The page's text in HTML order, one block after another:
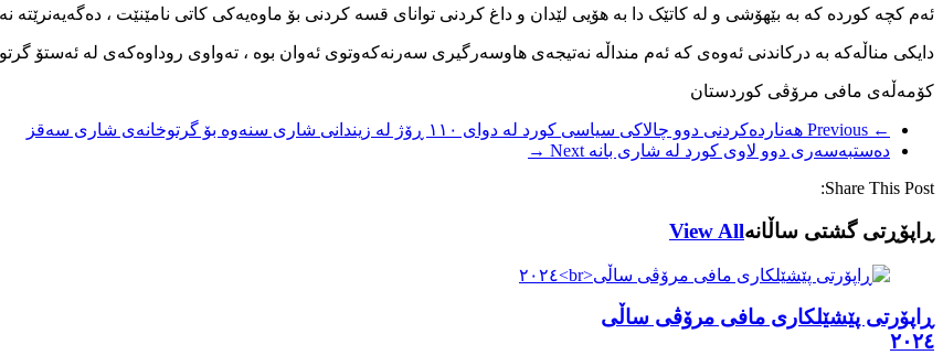
ئەم کچە کوردە کە بە بێهۆشی و لە کاتێک دا بە هۆیی لێدان و داغ کردنی توانای قسە کردنی بۆ ماوەیەکی کاتی نامێنێت ،
دایکی مناڵەکە بە درکاندنی ئەوەی کە ئەم منداڵە نەتیجەی هاوسەرگیری سەرنەکەوتوی ئەوان بوە ، تەواوی روداوەکەی لە ئەستۆ
کۆمەڵەی مافی مرۆڤی کوردستان
← Previous
هەناردەکردنی دوو چالاکی سیاسی کورد لە دوای ۱۱۰ ڕۆژ لە زیندانی شاری سنەوە بۆ گرتوخانەی شاری سەقز
دەستبەسەری دوو لاوی کورد لە شاری بانە Next →
Share This Post:
ڕاپۆڕتی گشتی ساڵانهView All
ڕاپۆرتی پێشێلکاری مافی مرۆڤی ساڵی
٢٠٢٤